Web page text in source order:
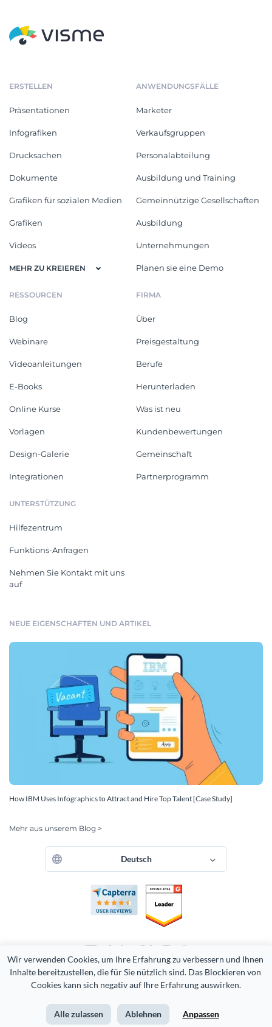
Wir verwenden Cookies, um Ihre Erfahrung zu verbessern und Ihnen
Inhalte bereitzustellen, die für Sie nützlich sind. Das Blockieren von
Cookies kann sich negativ auf Ihre Erfahrung auswirken.
Alle zulassen Ablehnen Anpassen
ERSTELLEN
Präsentationen
Infografiken
Drucksachen
Dokumente
Grafiken für sozialen Medien
Grafiken
Videos
MEHR ZU KREIEREN
ANWENDUNGSFÄLLE
Marketer
Verkaufsgruppen
Personalabteilung
Ausbildung und Training
Gemeinnützige Gesellschaften
Ausbildung
Unternehmungen
Planen sie eine Demo
RESSOURCEN
Blog
Webinare
Videoanleitungen
E-Books
Online Kurse
Vorlagen
Design-Galerie
Integrationen
FIRMA
Über
Preisgestaltung
Berufe
Herunterladen
Was ist neu
Kundenbewertungen
Gemeinschaft
Partnerprogramm
UNTERSTÜTZUNG
Hilfezentrum
Funktions-Anfragen
Nehmen Sie Kontakt mit uns
auf
NEUE EIGENSCHAFTEN UND ARTIKEL
How IBM Uses Infographics to Attract and Hire Top Talent [Case Study]
Mehr aus unserem Blog >
Deutsch
Copyright 2026 Easy WebContent, LLC. (DBA Visme). Alle Rechte
vorbehalten. Stolz in Maryland hergestellt.
Nutzungsbedingungen
Datenschutz-Bestimmungen
Seitenverzeichnis